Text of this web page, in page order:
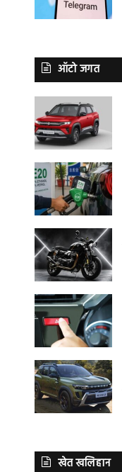
ऑटो जगत
खेत खलिहान